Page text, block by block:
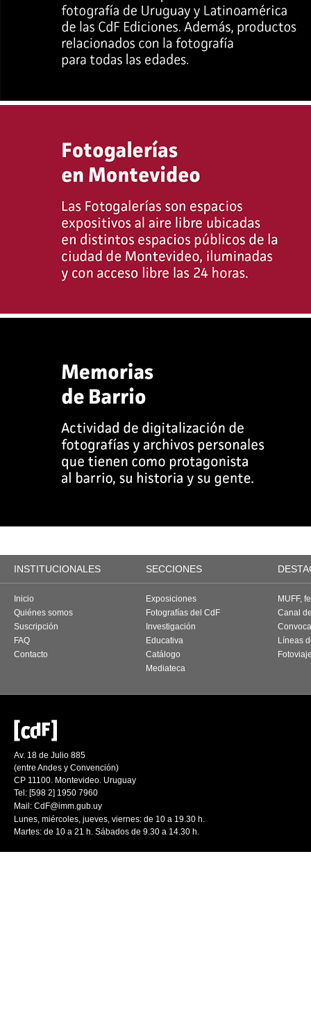
INSTITUCIONALES SECCIONES
Inicio
Quiénes somos
Suscripción
FAQ
Contacto
Exposiciones
Fotografías del CdF
Investigación
Educativa
Catálogo
Mediateca
MUFF,
Canal
Líneas
Av. 18 de Julio 885
(entre Andes y Convención)
CP 11100. Montevideo. Uruguay
Tel: [598 2] 1950 7960
Mail: CdF@imm.gub.uy
Lunes, miércoles, jueves, viernes: de 10 a 19.30 h.
Martes: de 10 a 21 h. Sábados de 9.30 a 14.30 h.